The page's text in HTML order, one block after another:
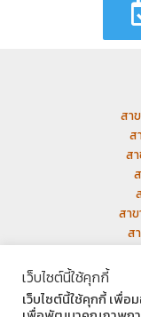
สา
ส
ส
สา
ส
เว็บไซต์นี้ใช้คุกกี้
เว็บไซต์นี้ใช้คุกกี้ เพื่อ